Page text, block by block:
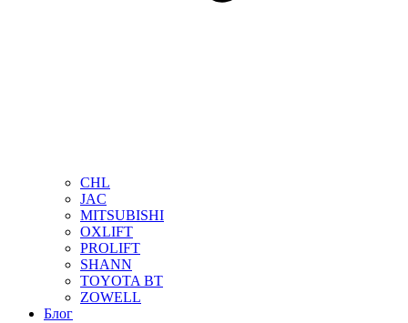
CHL
JAC
MITSUBISHI
OXLIFT
PROLIFT
SHANN
TOYOTA BT
ZOWELL
Блог